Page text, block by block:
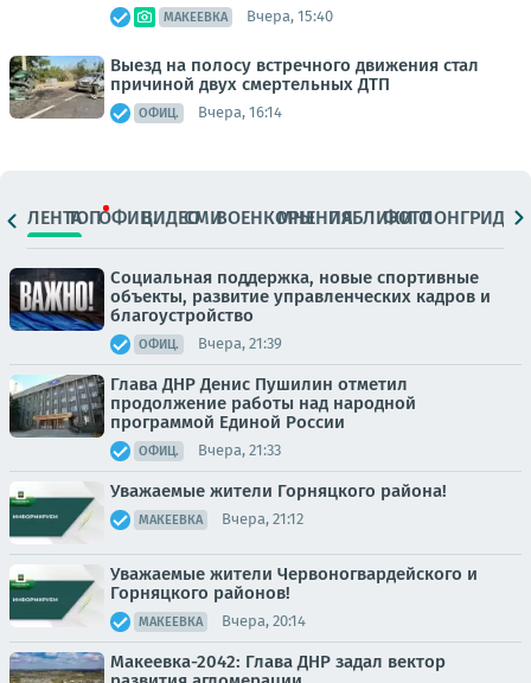
МАКЕЕВКА Вчера, 15:40
Выезд на полосу встречного движения стал
причиной двух смертельных ДТП
ОФИЦ. Вчера, 16:14
ЛЕНТАТОПОФИЦ.ВИДЕОСМИВОЕНКОРЫМНЕНИЯПАБЛИКИ
ФОТОЛОНГРИДЫ
Социальная поддержка, новые спортивные
объекты, развитие управленческих кадров и
благоустройство
ОФИЦ. Вчера, 21:39
Глава ДНР Денис Пушилин отметил
продолжение работы над народной
программой Единой России
ОФИЦ. Вчера, 21:33
Уважаемые жители Горняцкого района!
МАКЕЕВКА Вчера, 21:12
Уважаемые жители Червоногвардейского и
Горняцкого районов!
МАКЕЕВКА Вчера, 20:14
Макеевка-2042: Глава ДНР задал вектор